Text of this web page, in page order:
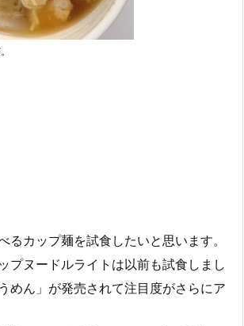
るカップ麺を試食したいと思います。
プヌードルライトは以前も試食しまし
めん」が発売されて注目度がさらにア